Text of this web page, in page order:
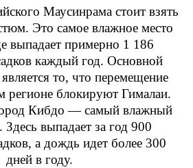
Маусинрама стоит взять
Это самое влажное место
выпадает примерно 1 186
каждый год. Основной
то, что перемещение
регионе блокируют Гималаи.
Кибдо — самый влажный
выпадает за год 900
а дождь идет более 300
дней в году.